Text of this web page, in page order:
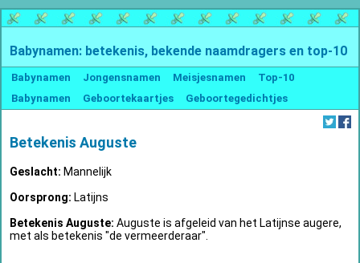
Babynamen: betekenis, bekende naamdragers en top-10
Babynamen Jongensnamen Meisjesnamen
Top-10
Babynamen
Geboortekaartjes Geboortegedichtjes
Betekenis Auguste
Geslacht: Mannelijk
Oorsprong: Latijns
Betekenis Auguste: Auguste is afgeleid van het Latijnse augere,
met als betekenis "de vermeerderaar".